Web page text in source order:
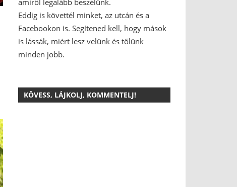
amiről legalább beszélünk.
Eddig is követtél minket, az utcán és a
Facebookon is. Segítened kell, hogy mások
is lássák, miért lesz velünk és tőlünk
minden jobb.
KÖVESS, LÁJKOLJ, KOMMENTELJ!